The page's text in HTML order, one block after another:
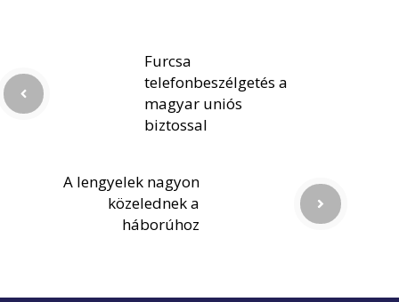
Furcsa
telefonbeszélgetés a
magyar uniós
biztossal
A lengyelek nagyon
közelednek a
háborúhoz